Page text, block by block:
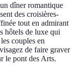
dîner romantique
des croisières-
tout en admirant
hôtels de luxe qui
couples en
de faire graver
le pont des Arts.